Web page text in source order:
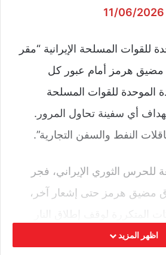
للقوات المسلحة الإيرانية “مقر
مضيق هرمز أمام عبور كل
الموحدة للقوات المسلحة
أي سفينة تحاول المرور.
النفط والسفن التجارية”.
للحرس الثوري الإيراني، فجر
مضيق هرمز حتى إشعار آخر،
اظهر المزيد